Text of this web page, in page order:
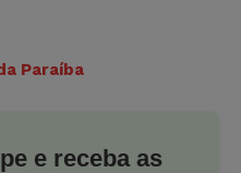
Paraíba
e receba as